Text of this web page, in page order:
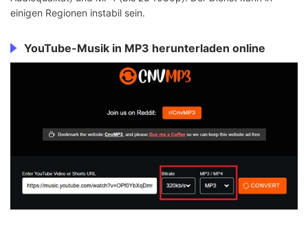
einigen Regionen instabil sein.
YouTube-Musik in MP3 herunterladen online